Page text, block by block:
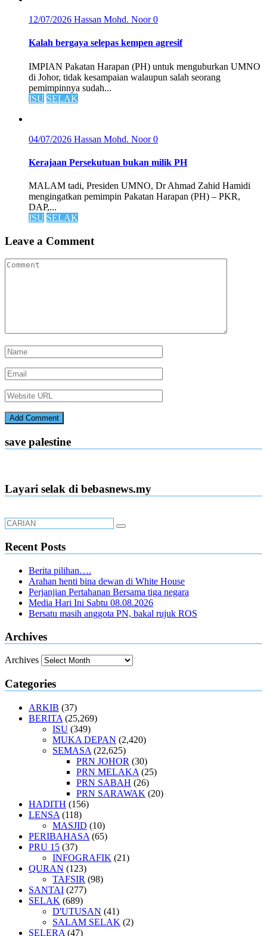
12/07/2026 Hassan Mohd. Noor0
Kalah bergaya selepas kempen agresif
IMPIAN Pakatan Harapan (PH) untuk menguburkan UMNO
di Johor, tidak kesampaian walaupun salah seorang
pemimpinnya sudah...
ISU SELAK
04/07/2026 Hassan Mohd. Noor0
Kerajaan Persekutuan bukan milik PH
MALAM tadi, Presiden UMNO, Dr Ahmad Zahid Hamidi
mengingatkan pemimpin Pakatan Harapan (PH) – PKR,
DAP,...
ISU SELAK
Leave a Comment
save palestine
Layari selak di bebasnews.my
Recent Posts
Berita pilihan….
Arahan henti bina dewan di White House
Perjanjian Pertahanan Bersama tiga negara
Media Hari Ini Sabtu 08.08.2026
Bersatu masih anggota PN, bakal rujuk ROS
Archives
Archives
Categories
ARKIB (37)
BERITA (25,269)
ISU (349)
MUKA DEPAN (2,420)
SEMASA (22,625)
PRN JOHOR (30)
PRN MELAKA (25)
PRN SABAH (26)
PRN SARAWAK (20)
HADITH (156)
LENSA (118)
MASJID (10)
PERIBAHASA (65)
PRU 15 (37)
INFOGRAFIK (21)
QURAN (123)
TAFSIR (98)
SANTAI (277)
SELAK (689)
D'UTUSAN (41)
SALAM SELAK (2)
SELERA (47)